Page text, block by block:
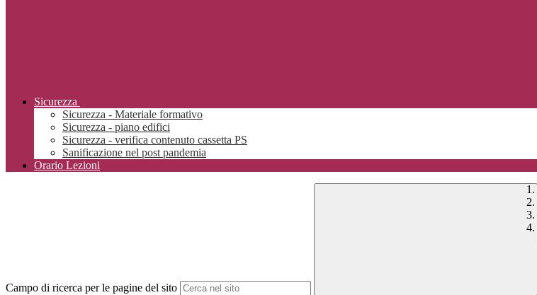
Sicurezza
Sicurezza - Materiale formativo
Sicurezza - piano edifici
Sicurezza - verifica contenuto cassetta PS
Sanificazione nel post pandemia
Orario Lezioni
Campo di ricerca per le pagine del sito